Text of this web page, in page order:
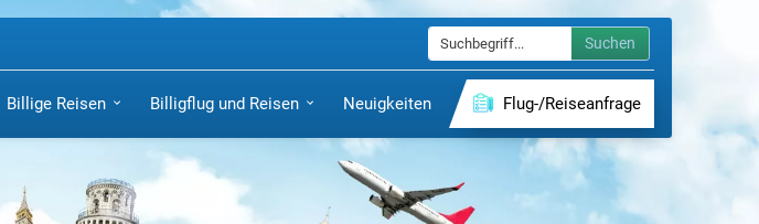
Suchen
Billige Reisen Billigflug und Reisen Neuigkeiten Flug-/Reiseanfrage